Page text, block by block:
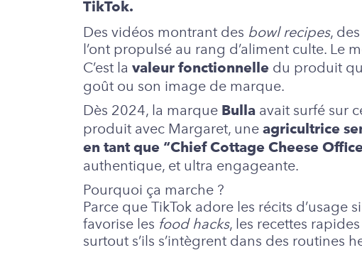
TikTok.
Des vidéos montrant des bowl recipes,
l’ont propulsé au rang d’aliment culte. Le
C’est la valeur fonctionnelle du produit
goût ou son image de marque.
Dès 2024, la marque Bulla avait surfé sur
produit avec Margaret, une agricultrice
en tant que “Chief Cottage Cheese
authentique, et ultra engageante.
Pourquoi ça marche ?
Parce que TikTok adore les récits d’usage
favorise les food hacks, les recettes
surtout s’ils s’intègrent dans des routines